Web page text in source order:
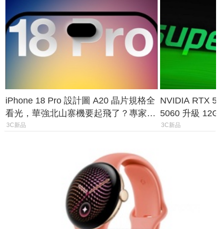
iPhone 18 Pro 設計圖 A20 晶片規格全
看光，華強北山寨機要起飛了？專家曝
山寨機無法復刻兩大關鍵
3C新品
NVIDIA RTX
5060 升級
次規格終於不
3C新品